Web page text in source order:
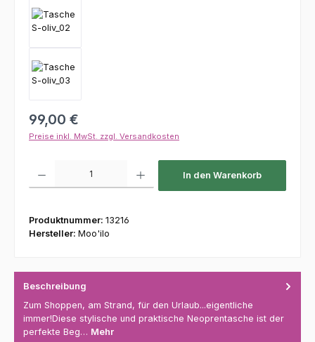
Regulärer Preis:
99,00 €
Preise inkl. MwSt. zzgl. Versandkosten
In den Warenkorb
Produktnummer: 13216
Hersteller: Moo'ilo
Beschreibung
Zum Shoppen, am Strand, für den Urlaub...eigentliche
immer!Diese stylische und praktische Neoprentasche ist der
perfekte Beg… Mehr